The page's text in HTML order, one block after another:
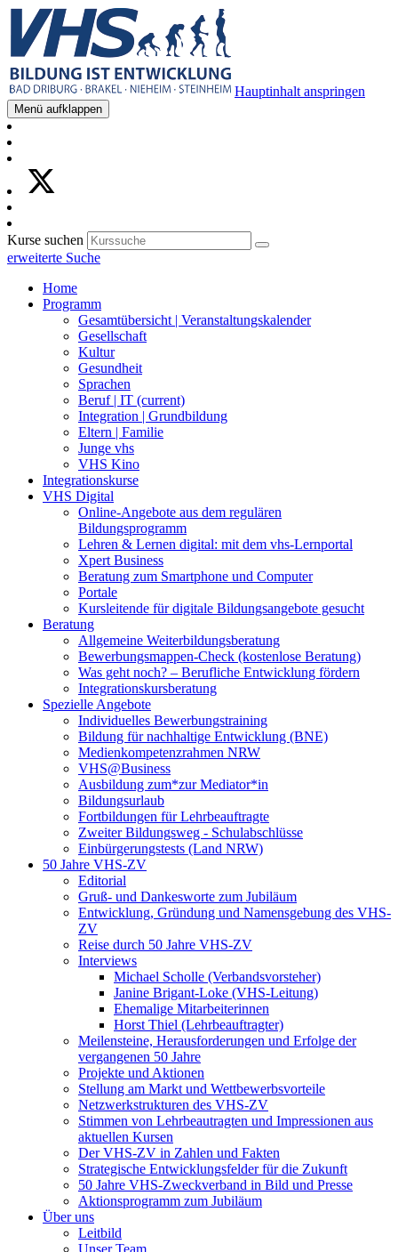
Hauptinhalt anspringen
Menü aufklappen
Kurse suchen
erweiterte Suche
Home
Programm
Gesamtübersicht | Veranstaltungskalender
Gesellschaft
Kultur
Gesundheit
Sprachen
Beruf | IT (current)
Integration | Grundbildung
Eltern | Familie
Junge vhs
VHS Kino
Integrationskurse
VHS Digital
Online-Angebote aus dem regulären
Bildungsprogramm
Lehren & Lernen digital: mit dem vhs-Lernportal
Xpert Business
Beratung zum Smartphone und Computer
Portale
Kursleitende für digitale Bildungsangebote gesucht
Beratung
Allgemeine Weiterbildungsberatung
Bewerbungsmappen-Check (kostenlose Beratung)
Was geht noch? – Berufliche Entwicklung fördern
Integrationskursberatung
Spezielle Angebote
Individuelles Bewerbungstraining
Bildung für nachhaltige Entwicklung (BNE)
Medienkompetenzrahmen NRW
VHS@Business
Ausbildung zum*zur Mediator*in
Bildungsurlaub
Fortbildungen für Lehrbeauftragte
Zweiter Bildungsweg - Schulabschlüsse
Einbürgerungstests (Land NRW)
50 Jahre VHS-ZV
Editorial
Gruß- und Dankesworte zum Jubiläum
Entwicklung, Gründung und Namensgebung des VHS-
ZV
Reise durch 50 Jahre VHS-ZV
Interviews
Michael Scholle (Verbandsvorsteher)
Janine Brigant-Loke (VHS-Leitung)
Ehemalige Mitarbeiterinnen
Horst Thiel (Lehrbeauftragter)
Meilensteine, Herausforderungen und Erfolge der
vergangenen 50 Jahre
Projekte und Aktionen
Stellung am Markt und Wettbewerbsvorteile
Netzwerkstrukturen des VHS-ZV
Stimmen von Lehrbeautragten und Impressionen aus
aktuellen Kursen
Der VHS-ZV in Zahlen und Fakten
Strategische Entwicklungsfelder für die Zukunft
50 Jahre VHS-Zweckverband in Bild und Presse
Aktionsprogramm zum Jubiläum
Über uns
Leitbild
Unser Team